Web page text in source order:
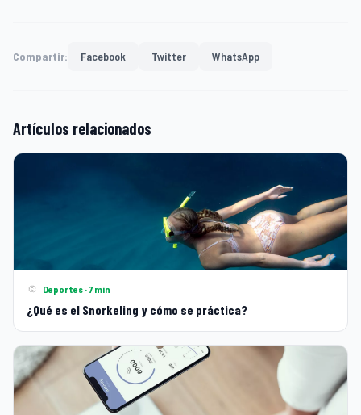
Compartir: Facebook Twitter WhatsApp
Artículos relacionados
Deportes · 7 min
¿Qué es el Snorkeling y cómo se práctica?